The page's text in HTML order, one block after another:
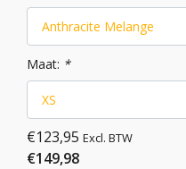
Maat: *
€123,95 Excl. BTW
€149,98